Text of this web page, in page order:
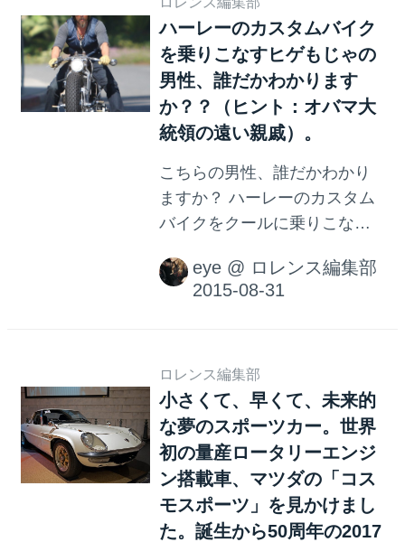
多彩なクルマがたくさん登場
し、魅力溢れるキャラクター
達によるド派手なカーアクシ
ョンなど見所満載の映画、
「ワイルド・スピード」シリ
ーズ。 シリーズ最新作であ
SKY MISSION」は過去最高に
ド派手で贅沢な内容です。見
所は、もちろん空中でのアク
ション！超高級車が空中から
ダイブしたり、ビルの間をク
ハーレーのカスタムバイク
を乗りこなすヒゲもじゃの
男性、誰だかわかります
か？？（ヒント：オバマ大
統領の遠い親戚）。
こちらの男性、誰だかわかり
ますか？ ハーレーのカスタム
バイクをクールに乗りこなす
着してくれている方が登場で
す！ほっ。） 大人気ハリウッ
しまれるブラッドは、大のク
ルマ好き・バイク好きで知ら
れています。BMWや
DUCATI、ハーレーや
YAMAHA、Confederate R131
やその他スペシャルなバイク
を多数所有しているそう。そ
eye @ ロレンス編集部
ロレンス編集部
小さくて、早くて、未来的
な夢のスポーツカー。世界
初の量産ロータリーエンジ
ン搭載車、マツダの「コス
モスポーツ」を見かけまし
た。誕生から50周年の2017